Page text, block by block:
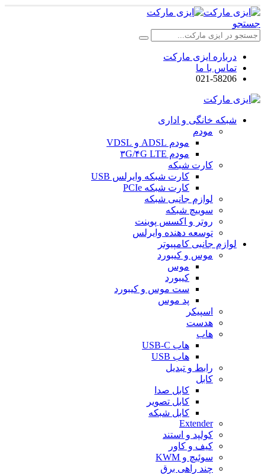
جستجو
درباره ایزی مارکت
تماس با ما
021-58206
شبکه خانگی و اداری
مودم
مودم ADSL و VDSL
مودم ۳G/۴G LTE
کارت شبکه
کارت شبکه وایرلس USB
کارت شبکه PCIe
لوازم جانبی شبکه
سوییچ شبکه
روتر و اکسس پوینت
توسعه دهنده وایرلس
لوازم جانبی کامپیوتر
موس و کیبورد
موس
کیبورد
ست موس و کیبورد
پد موس
اسپیکر
هدست
هاب
هاب USB-C
هاب USB
رابط و تبدیل
کابل
کابل صدا
کابل تصویر
کابل شبکه
Extender
کولپد و استند
کیف و کاور
سوئیچ و KWM
چند راهی برق